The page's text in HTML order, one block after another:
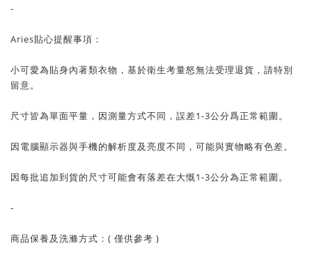
-
Aries貼心提醒事項：
小可愛為貼身內著類衣物，基於衛生考量怒無法受理退貨，請特別
留意。
尺寸皆為單面平量，因測量方式不同，誤差1-3公分爲正常範圍。
因電腦顯示器與手機的解析度及亮度不同，可能與實物略有色差。
因每批追加到貨的尺寸可能會有落差在大慨1-3公分為正常範圍。
-
商品保養及洗滌方式：( 僅供參考 )